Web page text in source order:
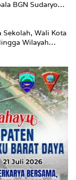
BGN Sudaryono
Sekolah, Wali Kota
Wilayah